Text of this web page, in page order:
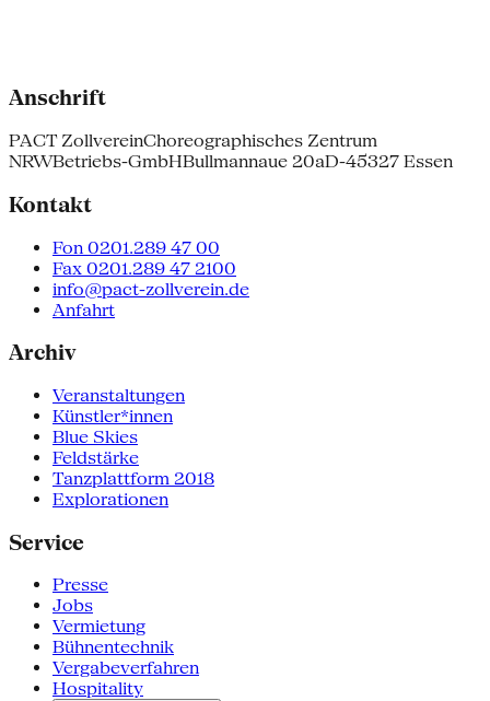
Anschrift
PACT ZollvereinChoreographisches Zentrum
NRWBetriebs-GmbHBullmannaue 20aD-45327 Essen
Kontakt
Fon 0201.289 47 00
Fax 0201.289 47 2100
info@pact-zollverein.de
Anfahrt
Archiv
Veranstaltungen
Künstler*innen
Blue Skies
Feldstärke
Tanzplattform 2018
Explorationen
Service
Presse
Jobs
Vermietung
Bühnentechnik
Vergabeverfahren
Hospitality